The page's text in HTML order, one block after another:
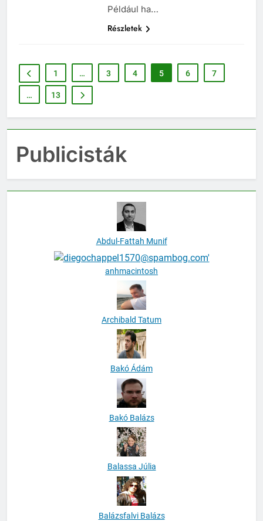
Például ha…
Részletek
1 … 3 4 5 6 7
… 13
Publicisták
Abdul-Fattah Munif
anhmacintosh
Archibald Tatum
Bakó Ádám
Bakó Balázs
Balassa Júlia
Balázsfalvi Balázs